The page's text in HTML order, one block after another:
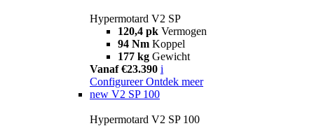
Hypermotard V2 SP
120,4 pk Vermogen
94 Nm Koppel
177 kg Gewicht
Vanaf €23.390 i
Configureer Ontdek meer
new V2 SP 100
Hypermotard V2 SP 100